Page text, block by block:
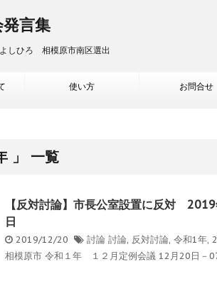
言集
しひろ 相模原市南区選出
使い方 お問合せ
」 一覧
【反対討論】市長公室設置に反対
日
2019/12/20 討論 討論, 反対討論, 令和1年,
相模原市 令和１年 １２月定例会議 12月20日－